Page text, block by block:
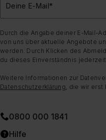
Deine E-Mail*
Durch die Angabe deiner E-Mail-
von uns über aktuelle Angebote
werden. Durch Klicken des
du dieses Einverständnis
Weitere Informationen zur
Datenschutzerklärung , die wir erst
0800 000 1841
Hilfe